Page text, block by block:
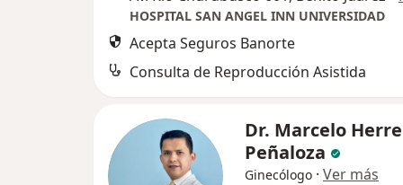
HOSPITAL SAN ANGEL INN UNIVERSIDAD
Acepta Seguros Banorte
Consulta de Reproducción Asistida
Dr. Marcelo
Peñaloza
Ginecólogo · Ver más